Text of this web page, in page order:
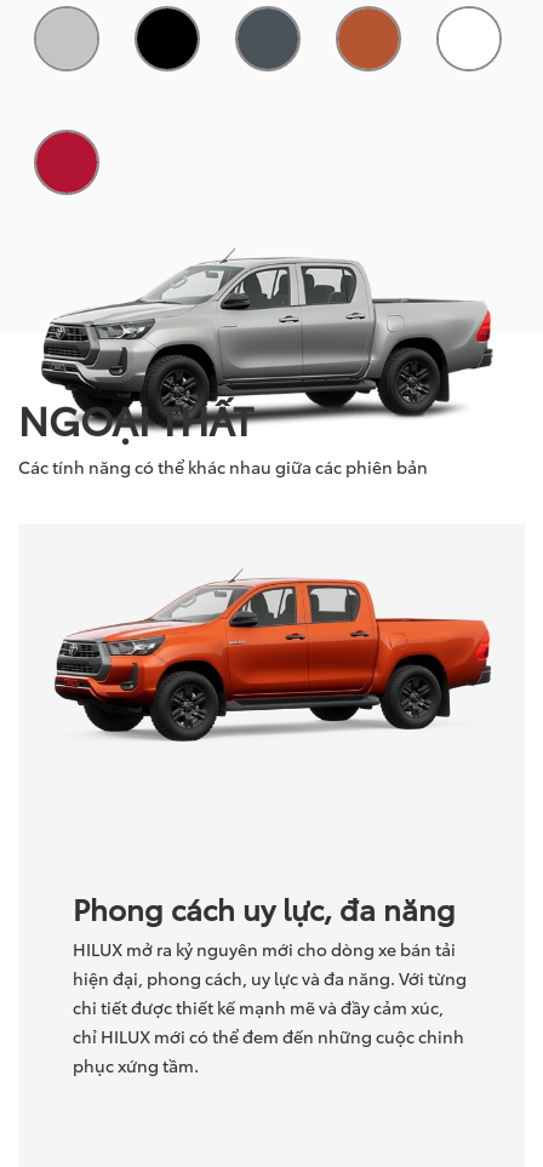
NGOẠI THẤT
Các tính năng có thể khác nhau giữa các phiên bản
Phong cách uy lực, đa năng
HILUX mở ra kỷ nguyên mới cho dòng xe bán tải
hiện đại, phong cách, uy lực và đa năng. Với từng
chi tiết được thiết kế mạnh mẽ và đầy cảm xúc,
chỉ HILUX mới có thể đem đến những cuộc chinh
phục xứng tầm.